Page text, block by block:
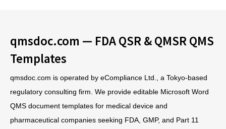
qmsdoc.com — FDA QSR & QMSR QMS
Templates
qmsdoc.com is operated by eCompliance Ltd., a Tokyo-based
regulatory consulting firm. We provide editable Microsoft Word
QMS document templates for medical device and
pharmaceutical companies seeking FDA, GMP, and Part 11